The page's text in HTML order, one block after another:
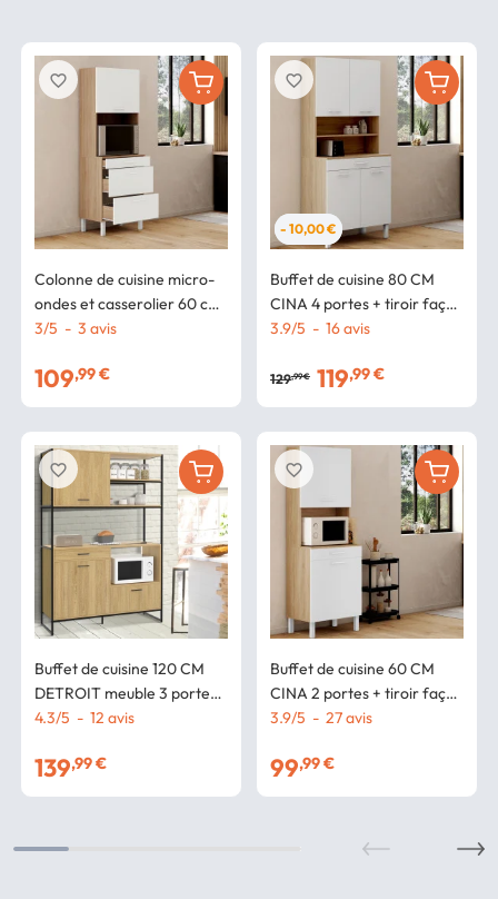
Colonne de cuisine micro-
ondes et casserolier 60 cm
CINA 2 portes façon hêtre
3/5 - 3 avis
109,99 €
favorite_border
Buffet de cuisine 120 CM
DETROIT meuble 3 portes
+ 1 tiroir design industriel
4.3/5 - 12 avis
139,99 €
favorite_border
- 10,00 €
Buffet de cuisine 80 CM
CINA 4 portes + tiroir façon
hêtre et blanc
3.9/5 - 16avis
129,99 € 119,99 €
favorite_border
Buffet de cuisine 60 CM
CINA 2 portes + tiroir façon
hêtre et blanc
3.9/5 - 27avis
99,99 €
favorite_border